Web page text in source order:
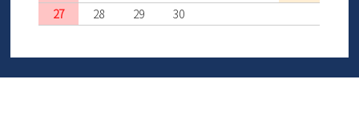
27
28 29 30